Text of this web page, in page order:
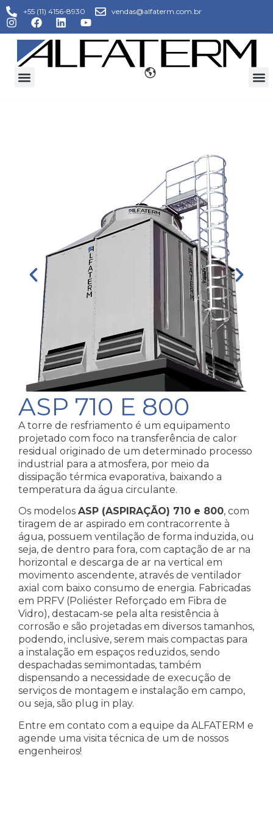
+55 (11) 4156-8930 vendas@alfaterm.com.br
ASP 710 E 800
A torre de resfriamento é um equipamento
projetado com foco na transferência de calor
residual originado de um determinado processo
industrial para a atmosfera, por meio da
dissipação térmica evaporativa, baixando a
temperatura da água circulante.
Os modelos ASP (ASPIRAÇÃO) 710 e 800, com
tiragem de ar aspirado em contracorrente à
água, possuem ventilação de forma induzida, ou
seja, de dentro para fora, com captação de ar na
horizontal e descarga de ar na vertical em
movimento ascendente, através de ventilador
axial com baixo consumo de energia. Fabricadas
em PRFV (Poliéster Reforçado em Fibra de
Vidro), destacam-se pela alta resistência à
corrosão e são projetadas em diversos tamanhos,
podendo, inclusive, serem mais compactas para
a instalação em espaços reduzidos, sendo
despachadas semimontadas, também
dispensando a necessidade de execução de
serviços de montagem e instalação em campo,
ou seja, são plug in play.
Entre em contato com a equipe da ALFATERM e
agende uma visita técnica de um de nossos
engenheiros!